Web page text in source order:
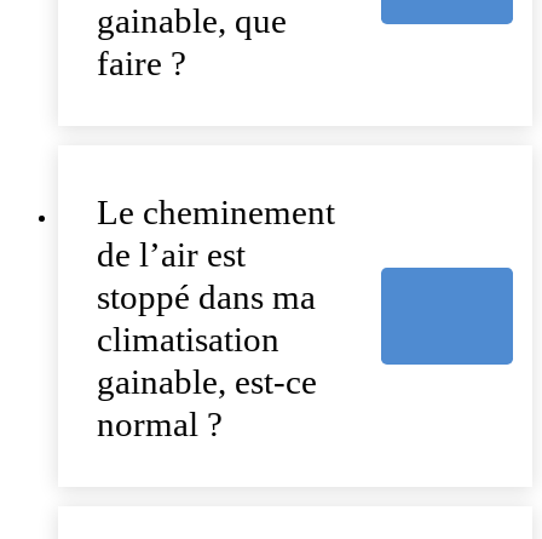
gainable, que
faire ?
Le cheminement
de l’air est
stoppé dans ma
climatisation
gainable, est-ce
normal ?